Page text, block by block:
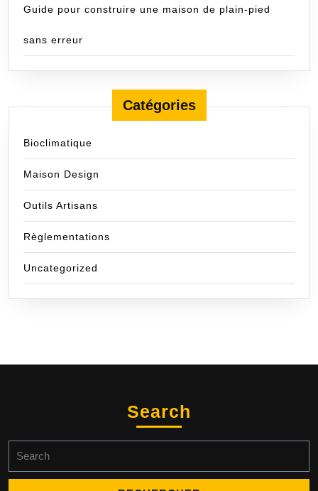
Guide pour construire une maison de plain-pied
sans erreur
Catégories
Bioclimatique
Maison Design
Outils Artisans
Règlementations
Uncategorized
Search
for: